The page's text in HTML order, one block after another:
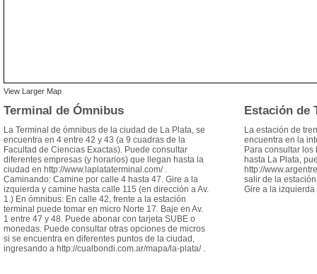
View Larger Map
Terminal de Ómnibus
La Terminal de ómnibus de la ciudad de La Plata, se
encuentra en 4 entre 42 y 43 (a 9 cuadras de la
Facultad de Ciencias Exactas). Puede consultar
diferentes empresas (y horarios) que llegan hasta la
ciudad en http://www.laplataterminal.com/ .
Caminando: Camine por calle 4 hasta 47. Gire a la
izquierda y camine hasta calle 115 (en dirección a Av.
1.) En ómnibus: En calle 42, frente a la estación
terminal puede tomar en micro Norte 17. Baje en Av.
1 entre 47 y 48. Puede abonar con tarjeta SUBE o
monedas. Puede consultar otras opciones de micros
si se encuentra en diferentes puntos de la ciudad,
ingresando a http://cualbondi.com.ar/mapa/la-plata/ .
Estación de
La estación de
encuentra en la
Para consultar los
hasta La Plata,
http://
salir de la
Gire a la